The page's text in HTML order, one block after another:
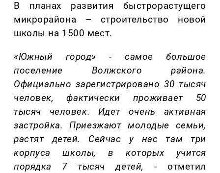
В планах развития быстрорастущего
микрорайона – строительство новой
школы на 1500 мест.
«Южный город» - самое большое
поселение Волжского района.
Официально зарегистрировано 30 тысяч
человек, фактически проживает 50
тысяч человек. Идет очень активная
застройка. Приезжают молодые семьи,
растят детей. Сейчас у нас там три
корпуса школы, в которых учится
порядка 7 тысяч детей, -отметил